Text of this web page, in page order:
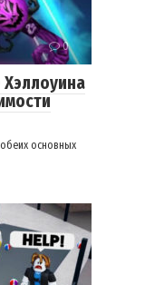
0
основных